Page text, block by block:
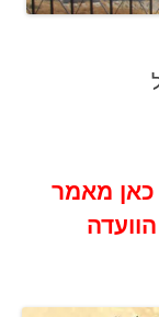
כאן מאמר